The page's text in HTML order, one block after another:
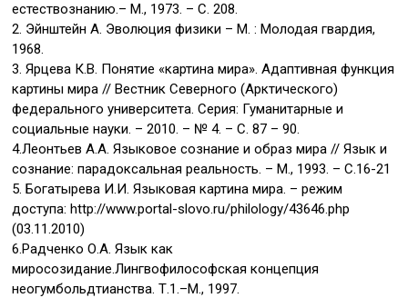
естествознанию.– М., 1973. – С. 208.
2. Эйнштейн А. Эволюция физики – М. : Молодая гвардия,
1968.
3. Ярцева К.В. Понятие «картина мира». Адаптивная функция
картины мира // Вестник Северного (Арктического)
федерального университета. Серия: Гуманитарные и
социальные науки. – 2010. – № 4. – С. 87 – 90.
4.Леонтьев А.А. Языковое сознание и образ мира // Язык и
сознание: парадоксальная реальность. – М., 1993. – С.16-21
5. Богатырева И.И. Языковая картина мира. – режим
доступа: http://www.portal-slovo.ru/philology/43646.php
(03.11.2010)
6.Радченко О.А. Язык как
миросозидание.Лингвофилософская концепция
неогумбольдтианства. Т.1.–М., 1997.